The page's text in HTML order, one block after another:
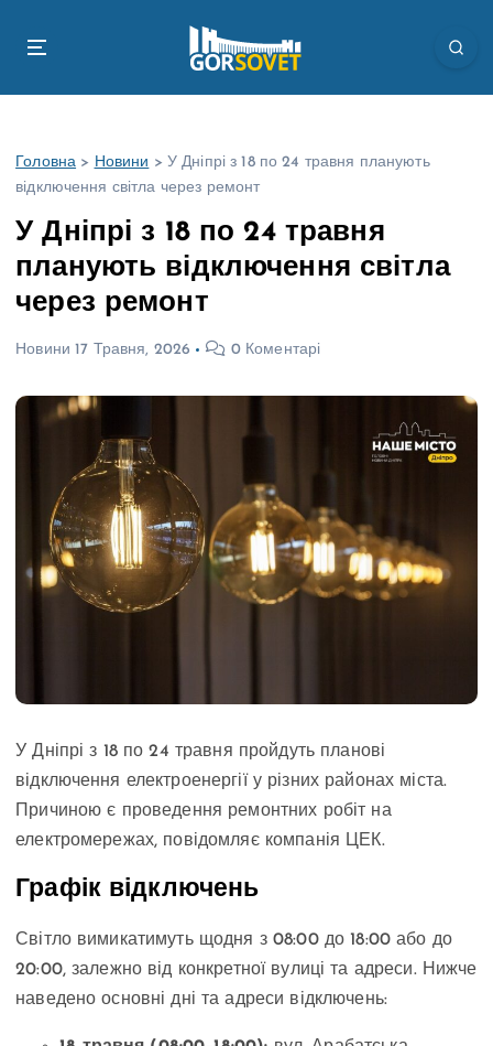
Головна > Новини > У Дніпрі з 18 по 24 травня планують
відключення світла через ремонт
У Дніпрі з 18 по 24 травня
планують відключення світла
через ремонт
Новини 17 Травня, 2026 0 Коментарі
У Дніпрі з 18 по 24 травня пройдуть планові
відключення електроенергії у різних районах міста.
Причиною є проведення ремонтних робіт на
електромережах, повідомляє компанія ЦЕК.
Графік відключень
Світло вимикатимуть щодня з 08:00 до 18:00 або до
20:00, залежно від конкретної вулиці та адреси. Нижче
наведено основні дні та адреси відключень: